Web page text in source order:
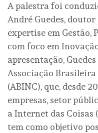
A palestra foi
André Guedes,
expertise em Gestão,
com foco em
apresentação,
Associação
(ABINC), que, desde
empresas, setor
a Internet das Coisas
tem como objetivo